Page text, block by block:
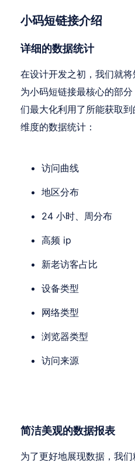
小码短链接介绍
详细的数据统计
在设计开发之初，我们就
为小码短链接最核心的部
们最大化利用了所能获取
维度的数据统计：
访问曲线
地区分布
24 小时、周分布
高频 ip
新老访客占比
设备类型
网络类型
浏览器类型
访问来源
简洁美观的数据报表
为了更好地展现数据，我